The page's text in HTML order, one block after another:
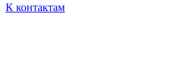
К контактам